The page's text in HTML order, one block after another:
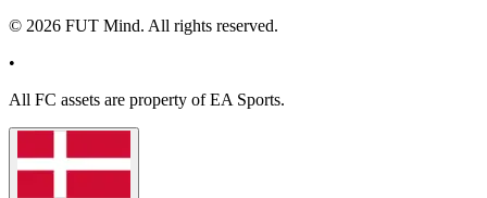
© 2026 FUT Mind. All rights reserved.
•
All FC assets are property of EA Sports.